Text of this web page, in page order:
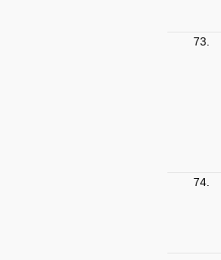
73.
74.